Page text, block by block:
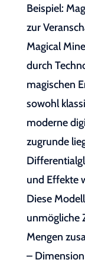
Beispiel:
zur
Magical
durch
magischen
sowohl
moderne
zugrunde
und Effekte
Diese
unmögliche
Mengen
–